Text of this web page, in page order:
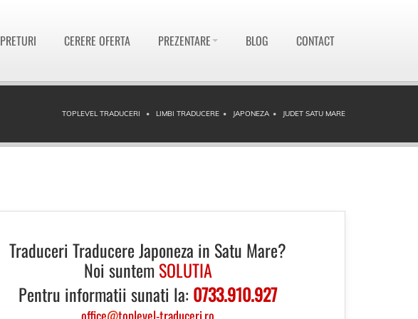
PRETURI CERERE OFERTA PREZENTARE BLOG CONTACT
TOPLEVEL TRADUCERI LIMBI TRADUCERE JAPONEZA JUDET SATU MARE
Traduceri Traducere Japoneza in Satu Mare?
Noi suntem SOLUTIA
Pentru informatii sunati la: 0733.910.927